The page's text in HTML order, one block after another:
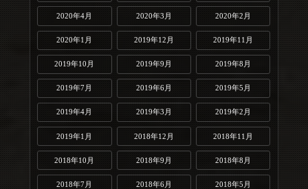
2020年4月 2020年3月 2020年2月
2020年1月 2019年12月 2019年11月
2019年10月 2019年9月 2019年8月
2019年7月 2019年6月 2019年5月
2019年4月 2019年3月 2019年2月
2019年1月 2018年12月 2018年11月
2018年10月 2018年9月 2018年8月
2018年7月 2018年6月 2018年5月